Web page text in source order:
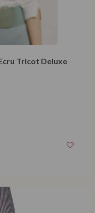
Tricot Deluxe